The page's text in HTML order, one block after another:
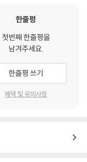
한줄평
첫번째 한줄평을
남겨주세요.
한줄평 쓰기
혜택 및 유의사항